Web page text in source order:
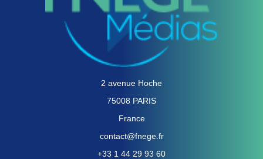
2 avenue Hoche
75008 PARIS
France
contact@fnege.fr
+33 1 44 29 93 60